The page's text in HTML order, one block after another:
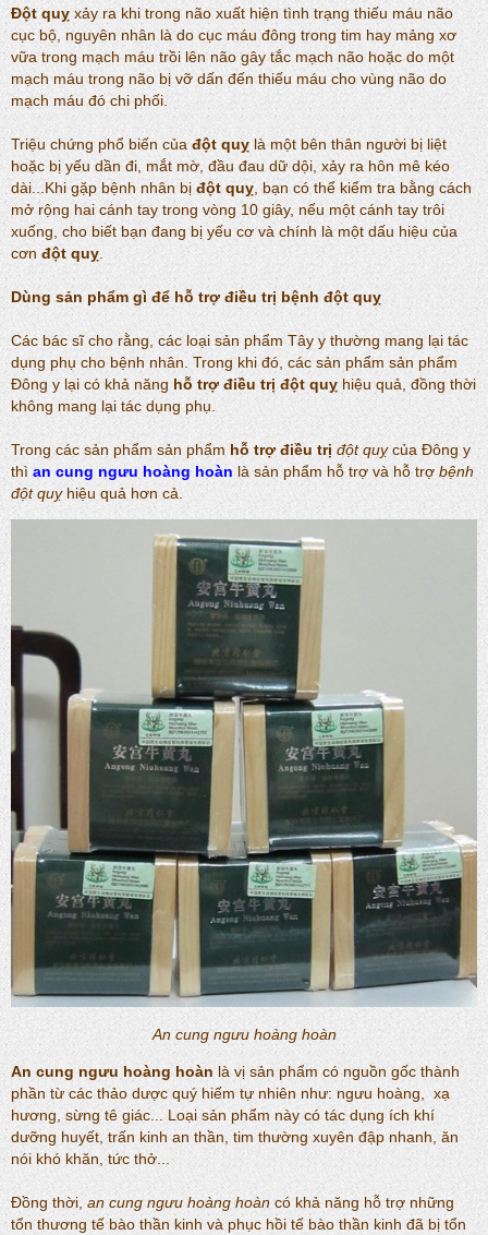
Đột quỵxảy ra khi trong não xuất hiện tình trạng thiếu máu não
cục bộ, nguyên nhân là do cục máu đông trong tim hay mảng xơ
vữa trong mạch máu trồi lên não gây tắc mạch não hoặc do một
mạch máu trong não bị vỡ dấn đến thiếu máu cho vùng não do
mạch máu đó chi phối.
Triệu chứng phổ biến củađột quỵ là một bên thân người bị liệt
hoặc bị yếu dần đi, mắt mờ, đầu đau dữ dội, xảy ra hôn mê kéo
dài...Khi gặp bệnh nhân bị đột quỵ , bạn có thể kiểm tra bằng cách
mở rộng hai cánh tay trong vòng 10 giây, nếu một cánh tay trôi
xuống, cho biết bạn đang bị yếu cơ và chính là một dấu hiệu của
cơn đột quỵ.
Dùng sản phẩm gì để hỗ trợ điều trị bệnh đột quỵ
Các bác sĩ cho rằng, các loại sản phẩm Tây y thường mang lại tác
dụng phụ cho bệnh nhân. Trong khi đó, các sản phẩm sản phẩm
Đông y lại có khả năng hỗ trợ điều trị đột quỵ hiệu quả, đồng thời
không mang lại tác dụng phụ.
Trong các sản phẩm sản phẩm hỗ trợ điều trị đột quỵcủa Đông y
thì an cung ngưu hoàng hoàn là sản phẩm hỗ trợ và hỗ trợ bệnh
đột quỵhiệu quả hơn cả.
An cung ngưu hoàng hoàn
An cung ngưu hoàng hoànlà vị sản phẩm có nguồn gốc thành
phần từ các thảo dược quý hiếm tự nhiên như: ngưu hoàng, xạ
hương, sừng tê giác... Loại sản phẩm này có tác dụng ích khí
dưỡng huyết, trấn kinh an thần, tim thường xuyên đập nhanh, ăn
nói khó khăn, tức thở...
Đồng thời, an cung ngưu hoàng hoàncó khả năng hỗ trợ những
tổn thương tế bào thần kinh và phục hồi tế bào thần kinh đã bị tổn